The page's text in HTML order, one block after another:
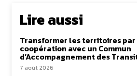
Lire aussi
Transformer les territoires
coopération avec un Commun
d’Accompagnement des
7 août 2026